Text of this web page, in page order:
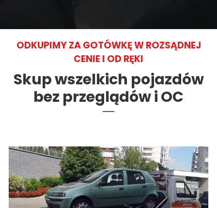
ODKUPIMY ZA GOTÓWKĘ W ROZSĄDNEJ
CENIE I OD RĘKI
Skup wszelkich pojazdów
bez przeglądów i OC